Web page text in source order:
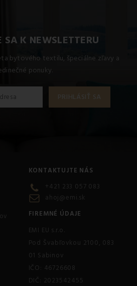
SA K NEWSLETTERU
bytového textilu, špeciálne zľavy a
ponuky.
KONTAKTUJTE NÁS
+421 233 057 083
ahoj@emi.sk
FIREMNÉ ÚDAJE
EMI EU s.r.o.
Pod Švabľovkou 2100, 083
01 Sabinov
IČO: 46726608
DIČ: 2023542455